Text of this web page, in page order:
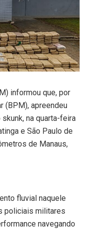
informou que, por
(BPM), apreendeu
na quarta-feira
e São Paulo de
de Manaus,
fluvial naquele
policiais militares
navegando